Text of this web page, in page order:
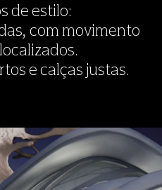
de estilo:
com movimento
e calças justas.